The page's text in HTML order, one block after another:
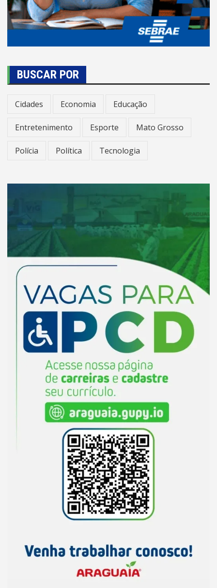
BUSCAR POR
Cidades Economia Educação
Entretenimento Esporte Mato Grosso
Polícia Política Tecnologia